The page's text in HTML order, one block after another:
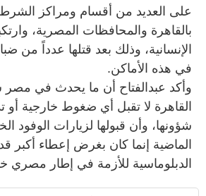
على العديد من أقسام ومراكز
بالقاهرة والمحافظات المصرية،
الإنسانية، وذلك بعد قتلها عدداً من
في هذه الأماكن.
وأكد عبدالفتاح أن ما يحدث في مصر
القاهرة لا تقبل أي ضغوط خارجية
شؤونها، وأن قبولها لزيارات الوفود
الماضية إنما كان بغرض إعطاء أكبر
الدبلوماسية للأزمة في إطار مصري